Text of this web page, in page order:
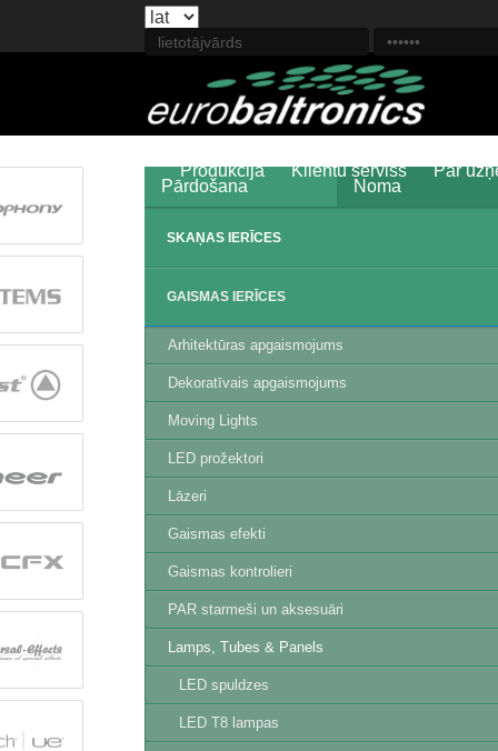
Produkcija Klientu serviss
Par
Pārdošana
Noma
SKAŅAS IERĪCES
GAISMAS IERĪCES
Arhitektūras apgaismojums
Dekoratīvais apgaismojums
Moving Lights
LED prožektori
Lāzeri
Gaismas efekti
Gaismas kontrolieri
PAR starmeši un aksesuāri
Lamps, Tubes & Panels
LED spuldzes
LED T8 lampas